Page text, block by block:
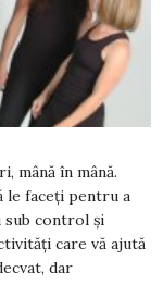
mână în mână.
le faceţi pentru a
sub control și
care vă ajută
dar